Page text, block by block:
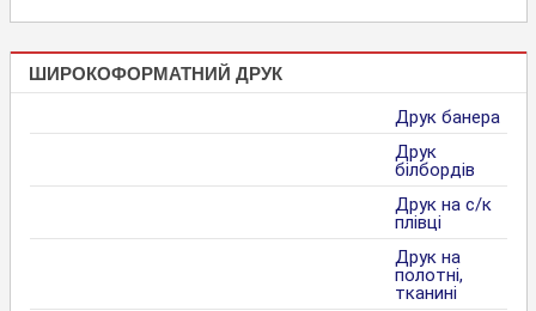
ШИРОКОФОРМАТНИЙ ДРУК
Друк банера
Друк
білбордів
Друк на с/к
плівці
Друк на
полотні,
тканині